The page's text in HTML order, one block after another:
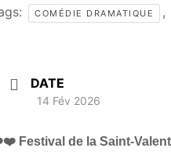
COMÉDIE DRAMATIQUE ,
DATE
14 Fév 2026
Festival de la Saint-